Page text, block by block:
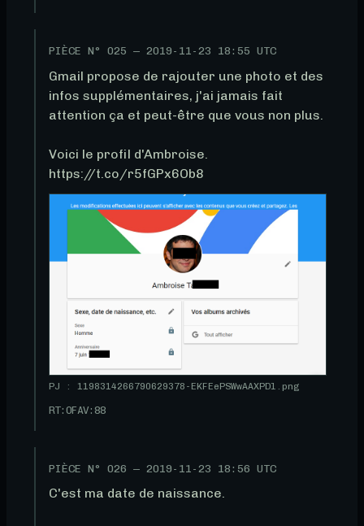
PIÈCE N°025 —2019-11-23 18:55 UTC
Gmail propose de rajouter une photo et des
infos supplémentaires, j'ai jamais fait
attention ça et peut-être que vous non plus.
Voici le profil d'Ambroise.
https://t.co/r5fGPx6Ob8
PJ : 1198314266790629378-EKFEePSWwAAXPDl.png
RT:0FAV:88
PIÈCE N°026 —2019-11-23 18:56 UTC
C'est ma date de naissance.